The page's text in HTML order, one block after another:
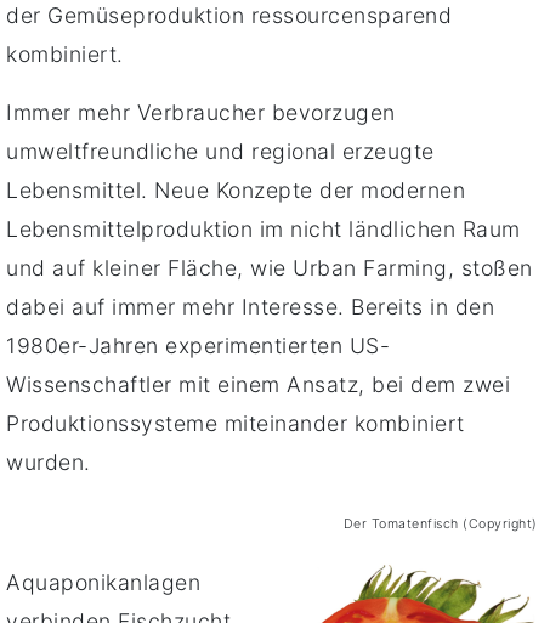
der Gemüseproduktion ressourcensparend
kombiniert.
Immer mehr Verbraucher bevorzugen
umweltfreundliche und regional erzeugte
Lebensmittel. Neue Konzepte der modernen
Lebensmittelproduktion im nicht ländlichen Raum
und auf kleiner Fläche, wie Urban Farming, stoßen
dabei auf immer mehr Interesse. Bereits in den
1980er-Jahren experimentierten US-
Wissenschaftler mit einem Ansatz, bei dem zwei
Produktionssysteme miteinander kombiniert
wurden.
Der Tomatenfisch (Copyright)
Aquaponikanlagen